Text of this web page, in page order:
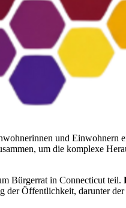
und Einwohnern
um die komplexe
Bürgerrat in Connecticut teil.
der Öffentlichkeit, darunter der